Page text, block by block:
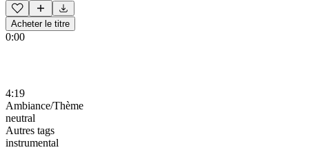
Acheter le titre
0:00
4:19
Ambiance/Thème
neutral
Autres tags
instrumental